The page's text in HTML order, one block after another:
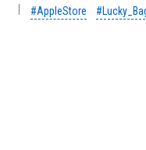
#AppleStore